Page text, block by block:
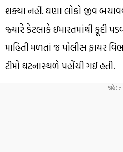
શક્યા નહીં. ઘણા લોકો જીવ
જ્યારે કેટલાકે ઇમારતમાંથી કૂદી
માહિતી મળતાં જ પોલીસ ફાયર
ટીમો ઘટનાસ્થળે પહોંચી ગઈ હતી.